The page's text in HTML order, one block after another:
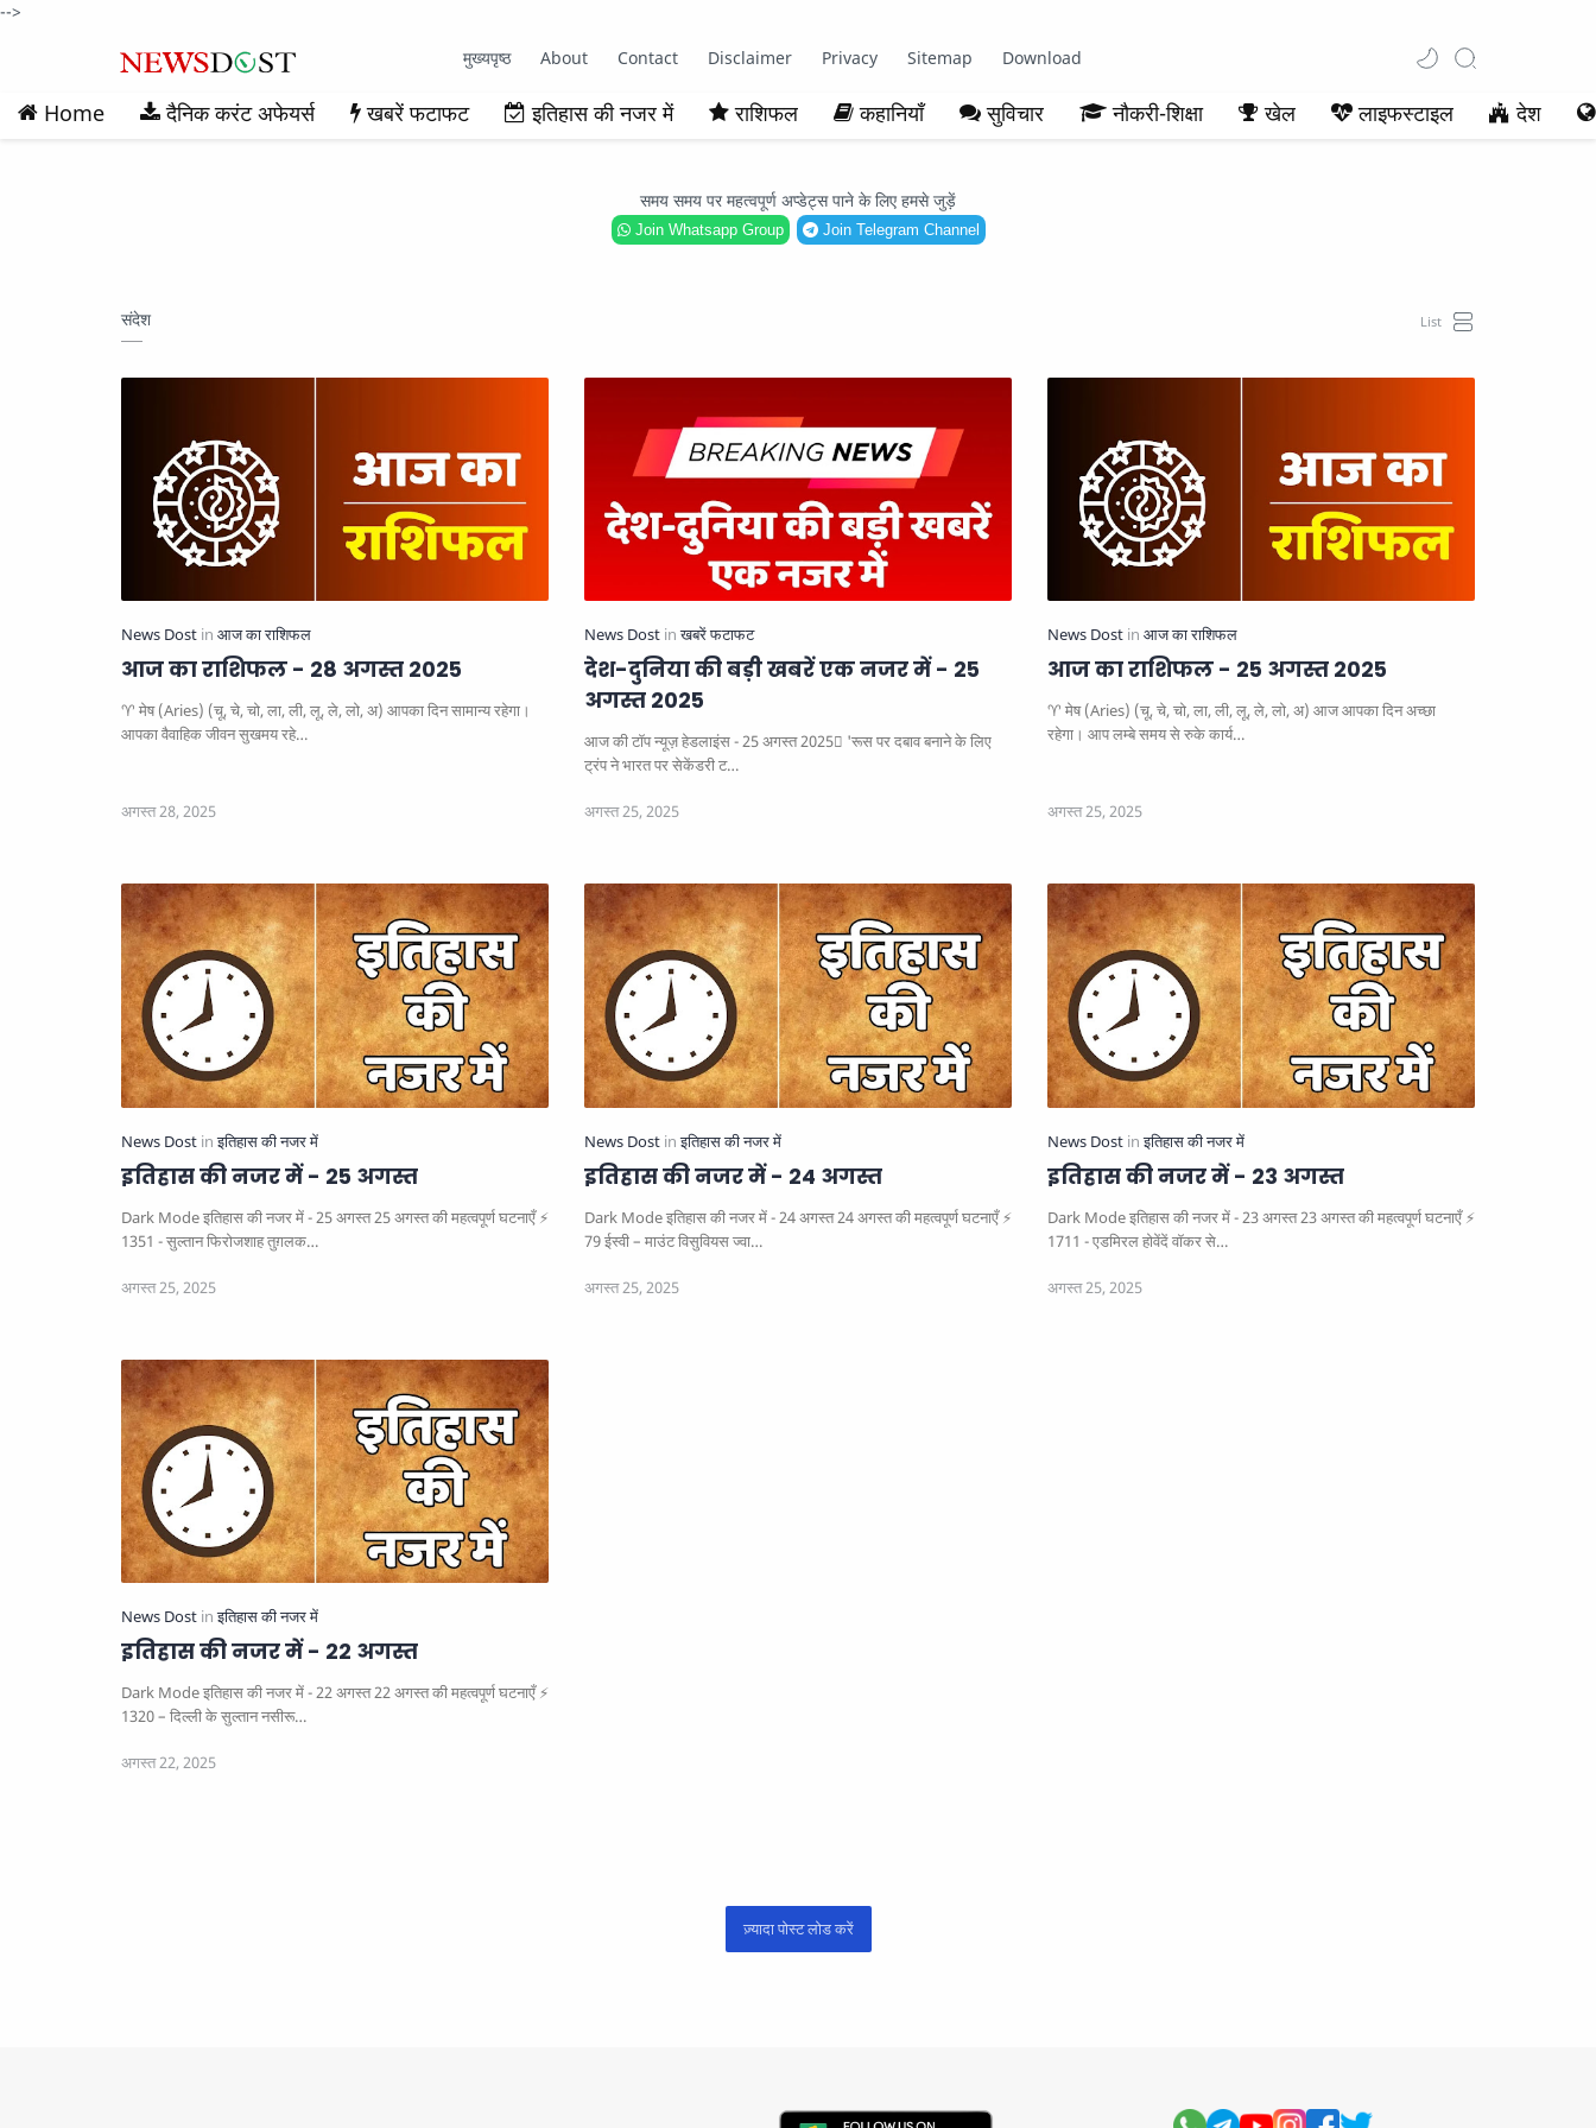
-->
मुख्यपृष्ठ About Contact Disclaimer Privacy Sitemap Download
Home दैनिक करंट अफेयर्स खबरें फटाफट इतिहास की नजर में राशिफल कहानियाँ सुविचार नौकरी-शिक्षा खेल लाइफस्टाइल देश
समय समय पर महत्वपूर्ण अप्डेट्स पाने के लिए हमसे जुड़ें
Join Whatsapp Group Join Telegram Channel
संदेश
आज का राशिफल - 28 अगस्त 2025
♈ मेष (Aries) (चू, चे, चो, ला, ली, लू, ले, लो, अ) आपका दिन सामान्य रहेगा।
आपका वैवाहिक जीवन सुखमय रहे…
देश-दुनिया की बड़ी खबरें एक नजर में - 25
अगस्त 2025
आज की टॉप न्यूज़ हेडलाइंस - 25 अगस्त 2025
ट्रंप ने भारत पर सेकेंडरी ट…
आज का राशिफल - 25 अगस्त 2025
♈ मेष (Aries) (चू, चे, चो, ला, ली, लू, ले, लो, अ) आज आपका दिन अच्छा
रहेगा। आप लम्बे समय से रुके कार्य…
इतिहास की नजर में - 25 अगस्त
Dark Mode इतिहास की नजर में - 25 अगस्त 25 अगस्त की महत्वपूर्ण घटनाएँ ⚡
1351 - सुल्तान फिरोजशाह तुग़लक…
इतिहास की नजर में - 24 अगस्त
Dark Mode इतिहास की नजर में - 24 अगस्त 24 अगस्त की महत्वपूर्ण घटनाएँ ⚡
79 ईस्वी – माउंट विसुवियस ज्वा…
इतिहास की नजर में - 23 अगस्त
Dark Mode इतिहास की नजर में - 23 अगस्त 23 अगस्त की महत्वपूर्ण घटनाएँ ⚡
1711 - एडमिरल होवेंदें वॉकर से…
इतिहास की नजर में - 22 अगस्त
Dark Mode इतिहास की नजर में - 22 अगस्त 22 अगस्त की महत्वपूर्ण घटनाएँ ⚡
1320 – दिल्ली के सुल्तान नसीरू…